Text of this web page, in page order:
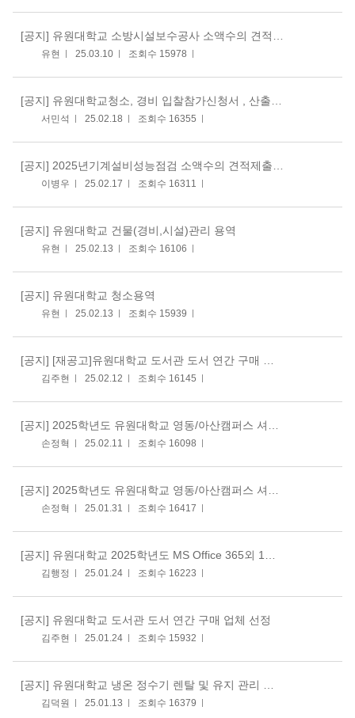
[공지] 유원대학교 소방시설보수공사 소액수의 견적제출공고
유현 25.03.10 조회수 15978
[공지] 유원대학교청소, 경비 입찰참가신청서 , 산출기준표
서민석 25.02.18 조회수 16355
[공지] 2025년기계설비성능점검 소액수의 견적제출 공고의건
이병우 25.02.17 조회수 16311
[공지] 유원대학교 건물(경비,시설)관리 용역
유현 25.02.13 조회수 16106
[공지] 유원대학교 청소용역
유현 25.02.13 조회수 15939
[공지] [재공고]유원대학교 도서관 도서 연간 구매 업체 선정
김주현 25.02.12 조회수 16145
[공지] 2025학년도 유원대학교 영동/아산캠퍼스 셔틀버스 임차용역 입찰재공고
손정혁 25.02.11 조회수 16098
[공지] 2025학년도 유원대학교 영동/아산캠퍼스 셔틀버스 임차용역 입찰공고
손정혁 25.01.31 조회수 16417
[공지] 유원대학교 2025학년도 MS Office 365외 1건 연간 라이센스 구매 업체 공고
김행정 25.01.24 조회수 16223
[공지] 유원대학교 도서관 도서 연간 구매 업체 선정
김주현 25.01.24 조회수 15932
[공지] 유원대학교 냉온 정수기 렌탈 및 유지 관리 견적 제출 재 공고
김덕원 25.01.13 조회수 16379